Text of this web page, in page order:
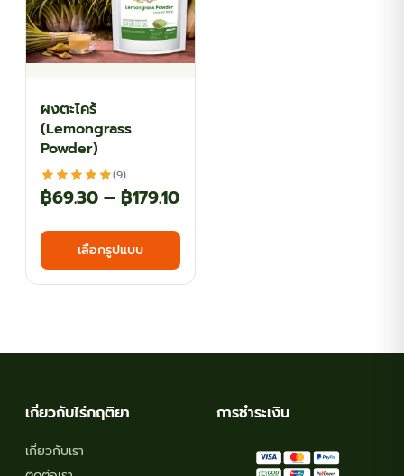
ผงตะไคร้
(Lemongrass
Powder)
(9)
฿69.30 – ฿179.10Price
range:
through
เลือกรูปแบบ
This
has
The
เกี่ยวกับไร่กฤติยา
เกี่ยวกับเรา
การชำระเงิน